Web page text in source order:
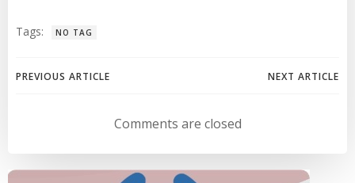
Tags: NO TAG
Navegación
entradas
PREVIOUS ARTICLE
Navegación
de
entradas
NEXT ARTICLE
Comments are closed